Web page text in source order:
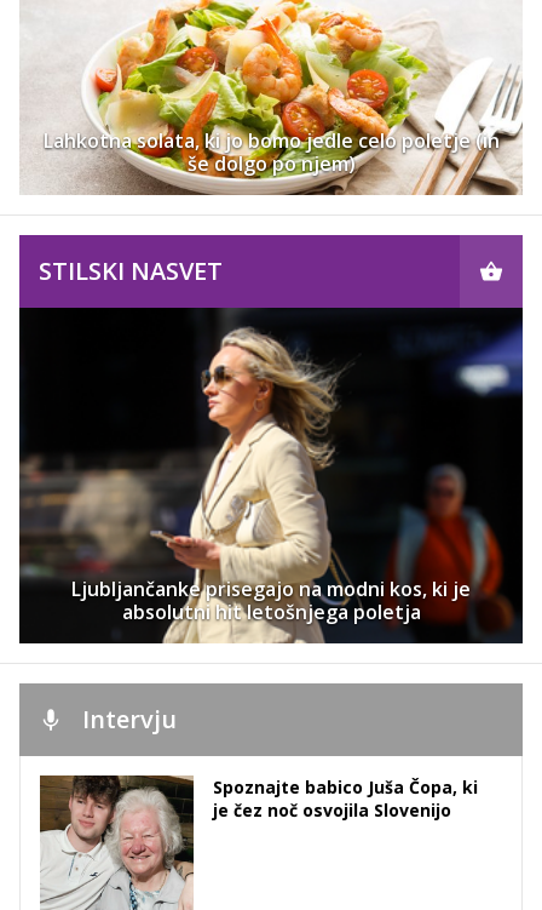
Lahkotna solata, ki jo bomo jedle celo poletje (in
še dolgo po njem)
STILSKI NASVET
Ljubljančanke prisegajo na modni kos, ki je
absolutni hit letošnjega poletja
Intervju
Spoznajte babico Juša Čopa, ki
je čez noč osvojila Slovenijo